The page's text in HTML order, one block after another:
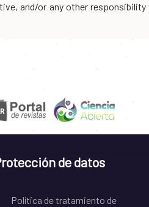
and/or any other
de datos
Política de tratamiento de